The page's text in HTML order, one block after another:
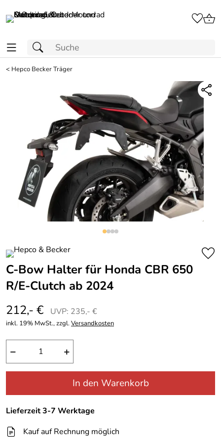
< Hepco Becker Träger
C-Bow Halter für Honda CBR 650
R/E-Clutch ab 2024
212,- €
UVP: 235,- €
inkl. 19% MwSt., zzgl.Versandkosten
− +
In den Warenkorb
Lieferzeit 3-7 Werktage
Kauf auf Rechnung möglich